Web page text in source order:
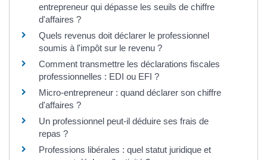
entrepreneur qui dépasse les seuils de chiffre
d'affaires ?
Quels revenus doit déclarer le professionnel
soumis à l'impôt sur le revenu ?
Comment transmettre les déclarations fiscales
professionnelles : EDI ou EFI ?
Micro-entrepreneur : quand déclarer son chiffre
d'affaires ?
Un professionnel peut-il déduire ses frais de
repas ?
Professions libérales : quel statut juridique et